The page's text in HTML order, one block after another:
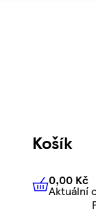
Košík
0,00 Kč
0,00 Kč
Aktuální